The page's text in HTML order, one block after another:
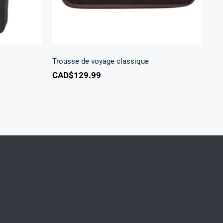
Trousse de voyage classique
CAD$129.99